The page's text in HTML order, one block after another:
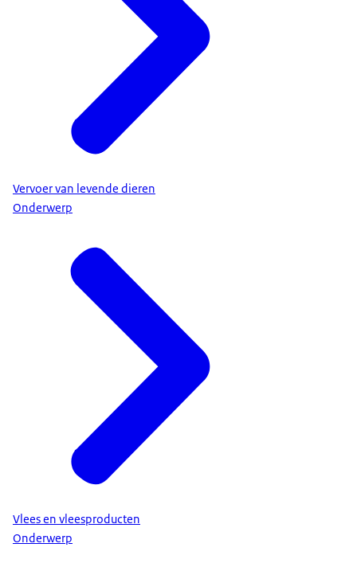
Vervoer van levende dieren
Onderwerp
Vlees en vleesproducten
Onderwerp